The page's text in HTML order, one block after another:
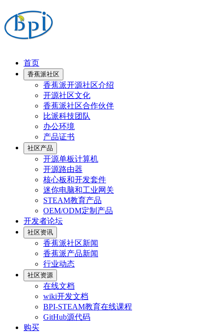
首页
香蕉派社区
香蕉派开源社区介绍
开源社区文化
香蕉派社区合作伙伴
比派科技团队
办公环境
产品证书
社区产品
开源单板计算机
开源路由器
核心板和开发套件
迷你电脑和工业网关
STEAM教育产品
OEM/ODM定制产品
开发者论坛
社区资讯
香蕉派社区新闻
香蕉派产品新闻
行业动态
社区资源
在线文档
wiki开发文档
BPI-STEAM教育在线课程
GitHub源代码
购买